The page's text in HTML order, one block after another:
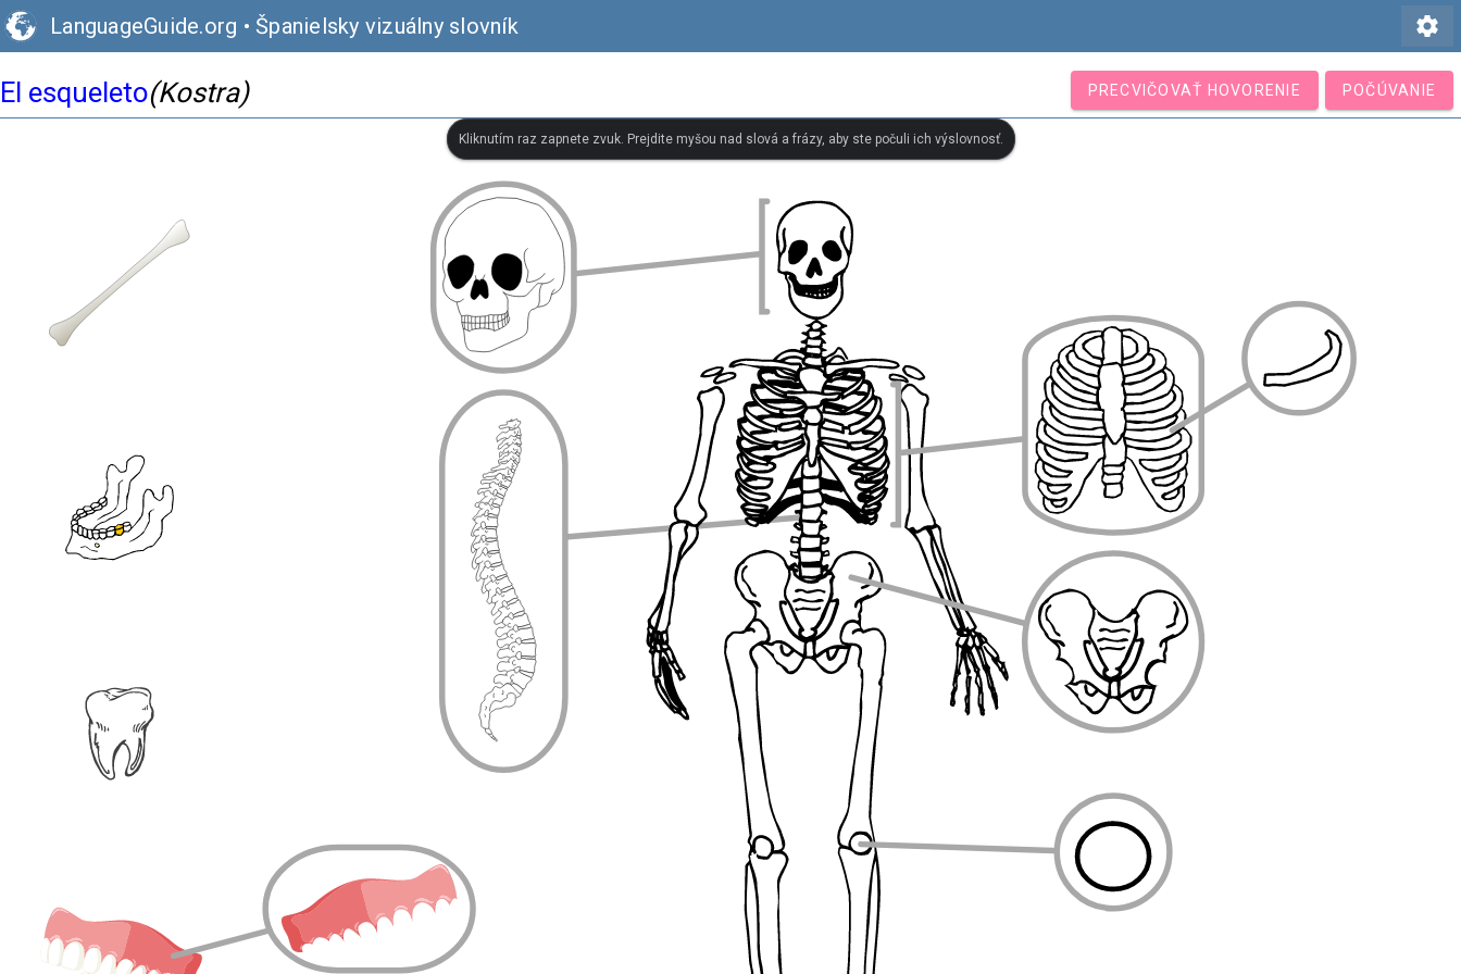
LanguageGuide.org • Španielsky vizuálny slovník settings
El esqueleto(Kostra) PRECVIČOVAŤ HOVORENIE POČÚVANIE
Kliknutím raz zapnete zvuk. Prejdite myšou nad slová a frázy, aby ste počuli ich výslovnosť.